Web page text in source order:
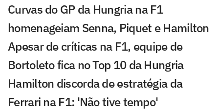
Curvas do GP da Hungria na F1
homenageiam Senna, Piquet e Hamilton
Apesar de críticas na F1, equipe de
Bortoleto fica no Top 10 da Hungria
Hamilton discorda de estratégia da
Ferrari na F1: 'Não tive tempo'